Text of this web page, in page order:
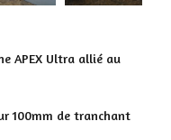
APEX Ultra allié au
100mm de tranchant